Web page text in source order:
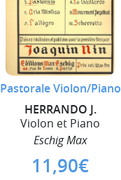
Pastorale Violon/Piano
HERRANDO J.
Violon et Piano
Eschig Max
11,90€